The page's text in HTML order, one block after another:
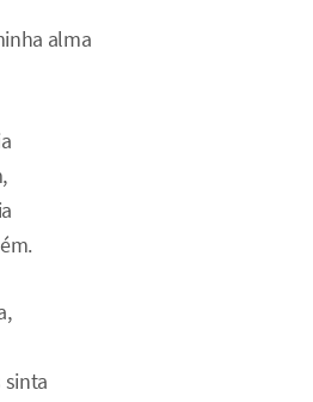
alma
sinta